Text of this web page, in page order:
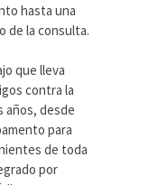
hasta una
de la consulta.
que lleva
contra la
años, desde
para
de toda
por